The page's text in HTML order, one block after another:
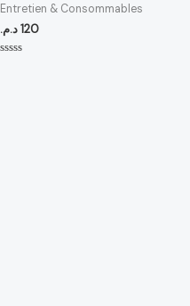
Entretien & Consommables
120د.م.